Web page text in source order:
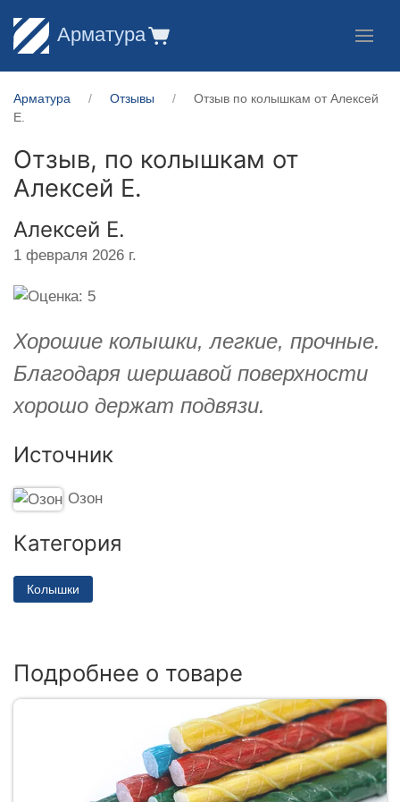
Арматура
Арматура Отзывы
Отзыв по колышкам от Алексей
Е.
Отзыв, по колышкам от
Алексей Е.
Алексей Е.
1 февраля 2026 г.
Хорошие колышки, легкие, прочные.
Благодаря шершавой поверхности
хорошо держат подвязи.
Источник
Озон
Категория
Колышки
Подробнее о товаре